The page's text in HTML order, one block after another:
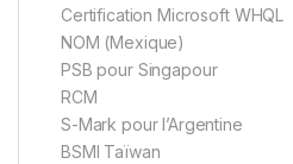
Certification Microsoft WHQL
NOM (Mexique)
PSB pour Singapour
RCM
S-Mark pour l’Argentine
BSMI Taïwan